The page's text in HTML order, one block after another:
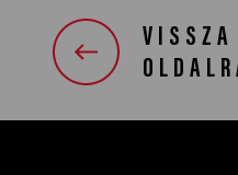
VISSZA